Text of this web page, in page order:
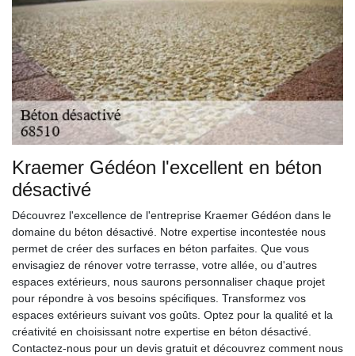
Kraemer Gédéon l'excellent en béton
désactivé
Découvrez l'excellence de l'entreprise Kraemer Gédéon dans le
domaine du béton désactivé. Notre expertise incontestée nous
permet de créer des surfaces en béton parfaites. Que vous
envisagiez de rénover votre terrasse, votre allée, ou d'autres
espaces extérieurs, nous saurons personnaliser chaque projet
pour répondre à vos besoins spécifiques. Transformez vos
espaces extérieurs suivant vos goûts. Optez pour la qualité et la
créativité en choisissant notre expertise en béton désactivé.
Contactez-nous pour un devis gratuit et découvrez comment nous